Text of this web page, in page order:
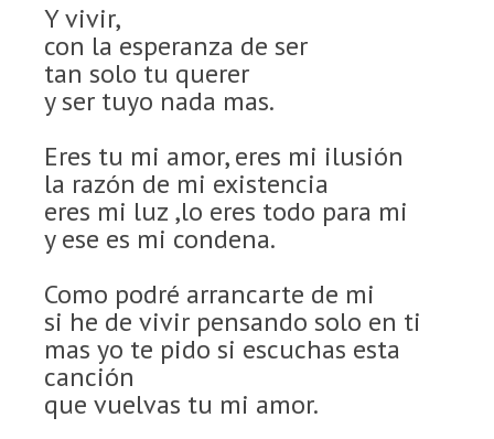
Y vivir,
con la esperanza de ser
tan solo tu querer
y ser tuyo nada mas.
Eres tu mi amor, eres mi ilusión
la razón de mi existencia
eres mi luz ,lo eres todo para mi
y ese es mi condena.
Como podré arrancarte de mi
si he de vivir pensando solo en ti
mas yo te pido si escuchas esta
canción
que vuelvas tu mi amor.